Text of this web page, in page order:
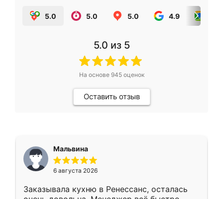
5.0 5.0 5.0 4.9
5.0 из 5
На основе 945оценок
Оставить отзыв
Мальвина
6 августа 2026
Заказывала кухню в Ренессанс, осталась